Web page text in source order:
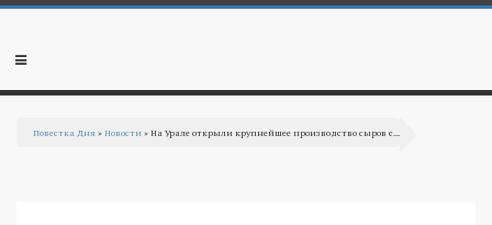
Перейти к основному содержанию
Мобильное
Повестка Дня »Новости » На Урале открыли крупнейшее производство сыров с...